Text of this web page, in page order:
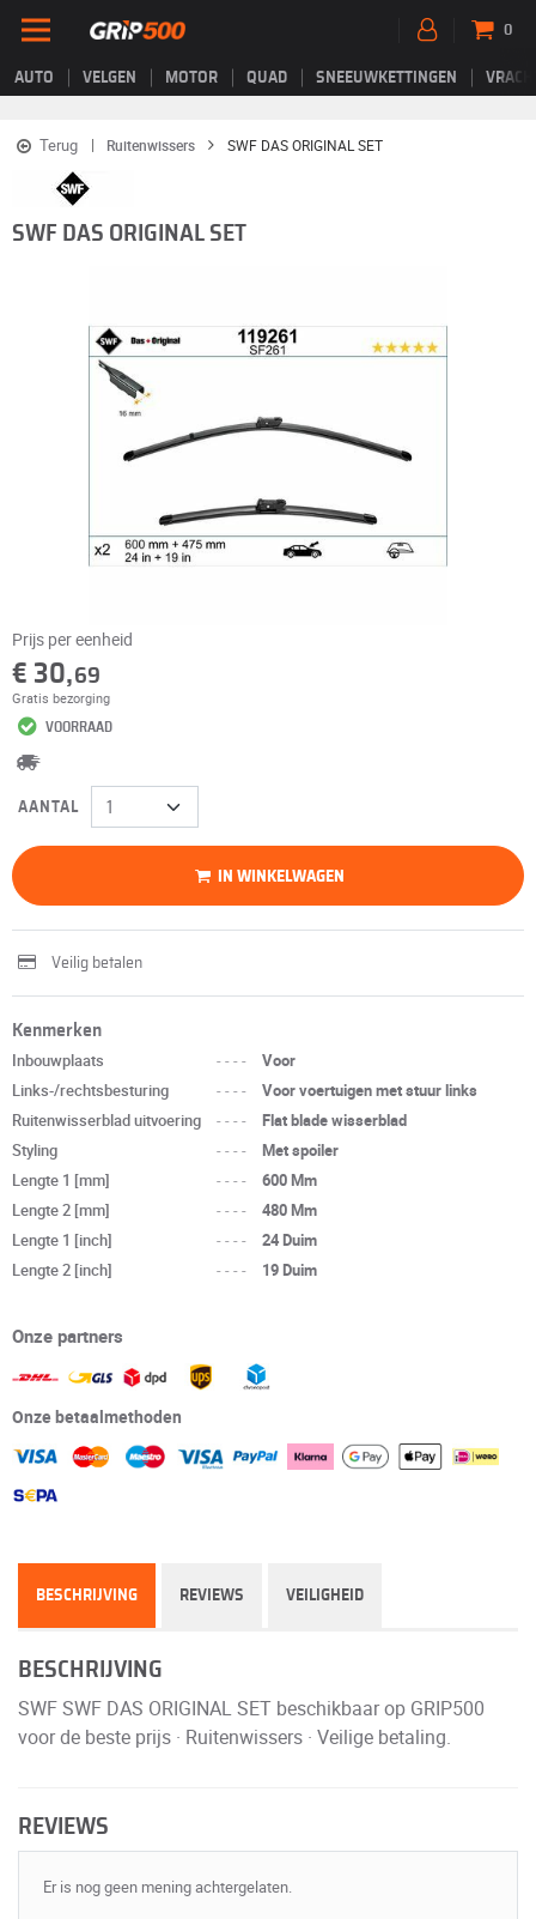
AUTO VELGEN MOTOR QUAD SNEEUWKETTINGEN
0
Terug Ruitenwissers SWF DAS ORIGINAL SET
SWF DAS ORIGINAL SET
Prijs per eenheid
€ 30,69
Gratis bezorging
VOORRAAD
AANTAL
IN WINKELWAGEN
Veilig betalen
Kenmerken
Inbouwplaats ----
Voor
Links-/rechtsbesturing
----
Voor voertuigen met stuur links
Ruitenwisserblad uitvoering
----
Flat blade wisserblad
Styling
----
Met spoiler
Lengte 1 [mm]
----
600 Mm
Lengte 2 [mm]
----
480 Mm
Lengte 1 [inch]
----
24 Duim
Lengte 2 [inch]
---- 19 Duim
Onze partners
Onze betaalmethoden
BESCHRIJVING REVIEWS VEILIGHEID
BESCHRIJVING
SWF SWF DAS ORIGINAL SET beschikbaar op GRIP500
voor de beste prijs · Ruitenwissers · Veilige betaling.
REVIEWS
Er is nog geen mening achtergelaten.